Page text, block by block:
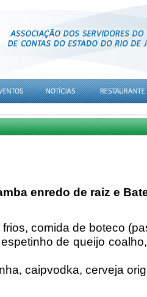
enredo de raiz e
comida de boteco
de queijo
caipvodka, cerveja